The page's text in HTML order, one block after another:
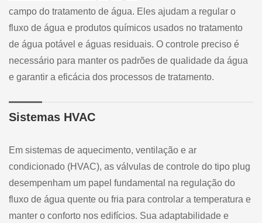
campo do tratamento de água. Eles ajudam a regular o
fluxo de água e produtos químicos usados no tratamento
de água potável e águas residuais. O controle preciso é
necessário para manter os padrões de qualidade da água
e garantir a eficácia dos processos de tratamento.
Sistemas HVAC
Em sistemas de aquecimento, ventilação e ar
condicionado (HVAC), as válvulas de controle do tipo plug
desempenham um papel fundamental na regulação do
fluxo de água quente ou fria para controlar a temperatura e
manter o conforto nos edifícios. Sua adaptabilidade e